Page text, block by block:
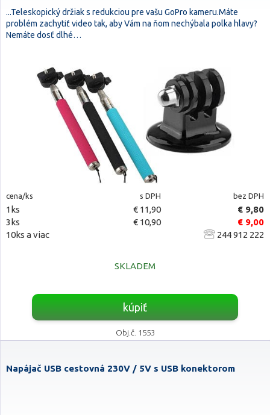
...Teleskopický držiak s redukciou pre vašu GoPro kameru.Máte
problém zachytiť video tak, aby Vám na ňom nechýbala polka hlavy?
Nemáte dosť dlhé…
cena/ks s DPH bez DPH
1ks € 11,90
€ 9,80
3ks
€ 10,90
€ 9,00
10ks a viac
244 912 222
SKLADEM
kúpiť
Obj.č. 1553
Napájač USB cestovná 230V / 5V s USB konektorom